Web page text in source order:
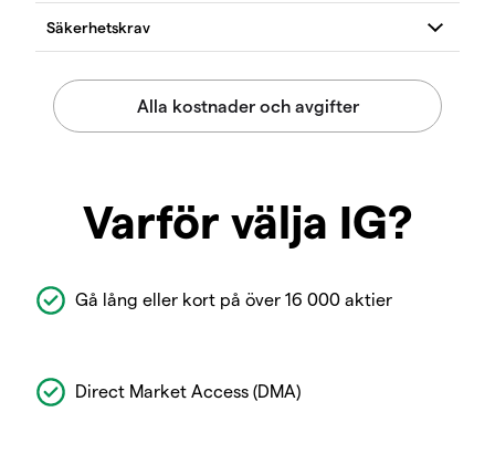
Varför välja IG?
Gå lång eller kort på över 16 000 aktier
Direct Market Access (DMA)